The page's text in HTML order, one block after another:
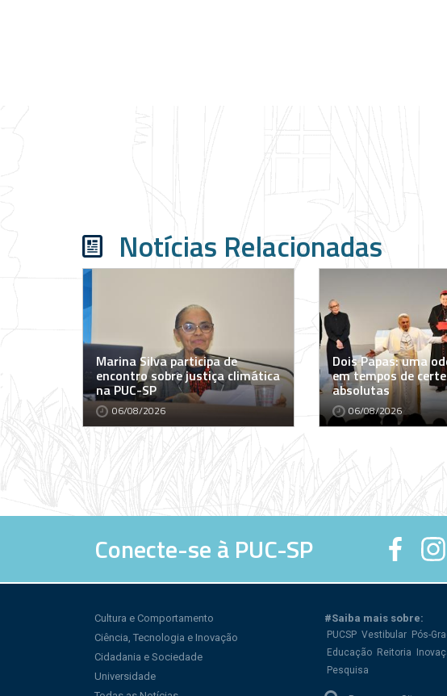
Notícias Relacionadas
Marina Silva participa de
encontro sobre justiça climática
na PUC-SP
06/08/2026
Dois Papas: uma
em tempos de
absolutas
06/08/2026
Conecte-se à PUC-SP
Cultura e Comportamento
Ciência, Tecnologia e Inovação
Cidadania e Sociedade
Universidade
#Saiba mais sobre:
PUCSP Vestibular Pós-
Educação Reitoria
Pesquisa